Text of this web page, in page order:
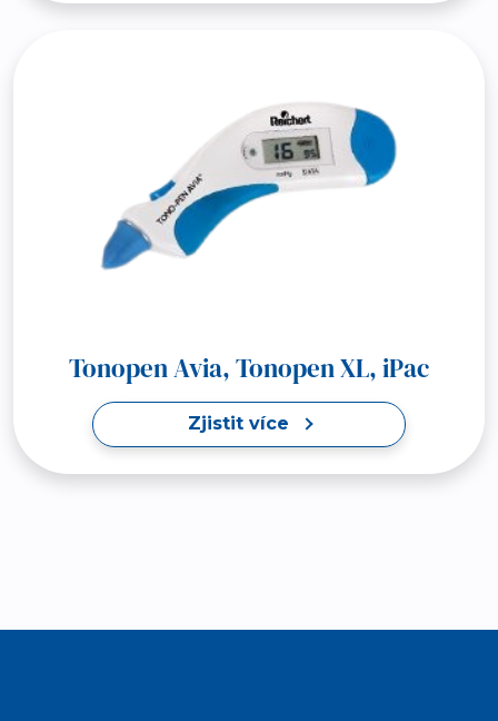
Tonopen Avia, Tonopen XL, iPac
Zjistit více